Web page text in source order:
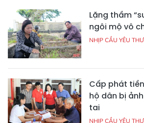
Lặng thầm
ngôi mộ vô
NHỊP CẦU YÊU
Cấp phát
hộ dân bị
tai
NHỊP CẦU YÊU